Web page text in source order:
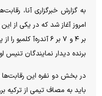
به گزارش خبرگزاری آنا،
بر ۴ و ۷ بر ۶ آندره‌آ
برنده دیدار نمایندگان تنیس
در بخش دو نفره این رقابت‌ها
باید به مصاف تیمی از ترکیه